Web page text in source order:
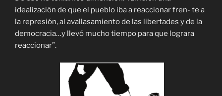
idealización de que el pueblo iba a reaccionar fren- te a
la represión, al avallasamiento de las libertades y de la
democracia…y llevó mucho tiempo para que lograra
reaccionar”.